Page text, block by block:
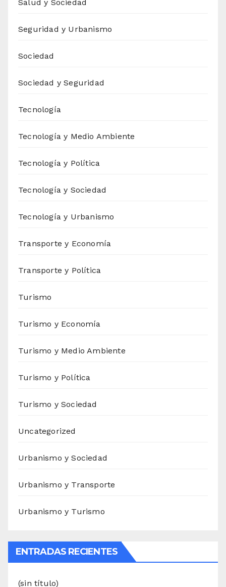
Salud y Sociedad
Seguridad y Urbanismo
Sociedad
Sociedad y Seguridad
Tecnología
Tecnología y Medio Ambiente
Tecnología y Política
Tecnología y Sociedad
Tecnología y Urbanismo
Transporte y Economía
Transporte y Política
Turismo
Turismo y Economía
Turismo y Medio Ambiente
Turismo y Política
Turismo y Sociedad
Uncategorized
Urbanismo y Sociedad
Urbanismo y Transporte
Urbanismo y Turismo
ENTRADAS RECIENTES
(sin título)